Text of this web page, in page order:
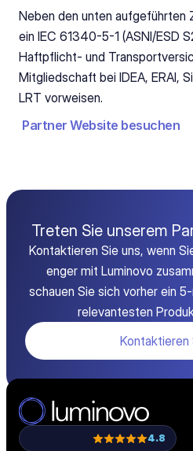
Neben den unten
ein IEC 61340-5-1 (ASNI/ESD
Haftpflicht- und
Mitgliedschaft bei IDEA, ERAI,
LRT vorweisen.
Partner Website besuchen
Treten Sie unserem
Kontaktieren Sie uns, wenn
enger mit Luminovo
schauen Sie sich vorher ein
relevantesten
Kontaktieren
4.8